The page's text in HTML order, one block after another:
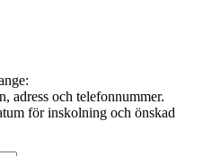
adress och telefonnummer.
för inskolning och önskad